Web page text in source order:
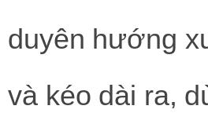
duyên hướng
và kéo dài ra,